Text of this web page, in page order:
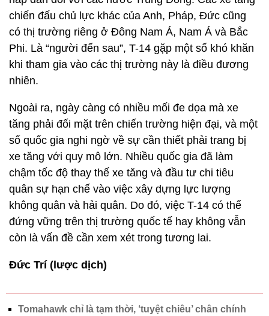
chiến đấu chủ lực khác của Anh, Pháp, Đức cũng
có thị trường riêng ở Đông Nam Á, Nam Á và Bắc
Phi. Là “người đến sau”, T-14 gặp một số khó khăn
khi tham gia vào các thị trường này là điều đương
nhiên.
Ngoài ra, ngày càng có nhiều mối đe dọa mà xe
tăng phải đối mặt trên chiến trường hiện đại, và một
số quốc gia nghi ngờ về sự cần thiết phải trang bị
xe tăng với quy mô lớn. Nhiều quốc gia đã làm
chậm tốc độ thay thế xe tăng và đầu tư chi tiêu
quân sự hạn chế vào việc xây dựng lực lượng
không quân và hải quân. Do đó, việc T-14 có thể
đứng vững trên thị trường quốc tế hay không vẫn
còn là vấn đề cần xem xét trong tương lai.
Đức Trí (lược dịch)
Tomahawk chỉ là tạm thời, ‘tuyệt chiêu’ chân chính